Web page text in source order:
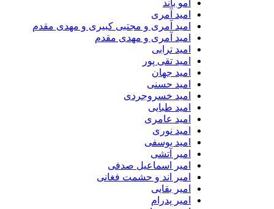
امو باند
امید آمری
امید آمری و مجتبی کبیری و مهدى مقدم
امید آمری و مهدی مقدم
امید ترابی
امید تقی پور
امید جهان
امید حسنی
امید خسروجردی
امید طبایی
امید عامری
امید نوری
امید یوسفی
امیر آتشی
امیر اسماعیل صدفی
امیر اند و حشمت فغانی
امیر بقایی
امیر پدرام